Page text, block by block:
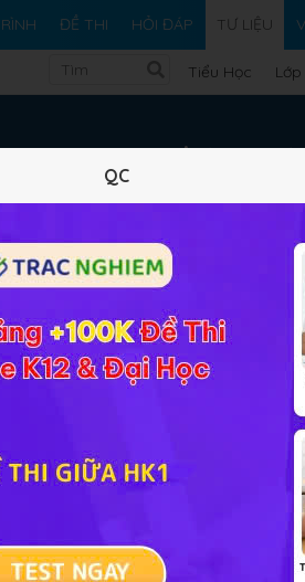
ĐỀ THI HỎI ĐÁP TƯ LIỆU
Tiểu Học Lớp
Tư liệu
QC